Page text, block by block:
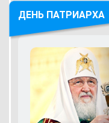
ДЕНЬ ПАТРИАРХА